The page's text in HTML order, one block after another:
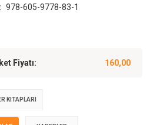
978-605-9778-83-1
Fiyatı: 160,00
KITAPLARI